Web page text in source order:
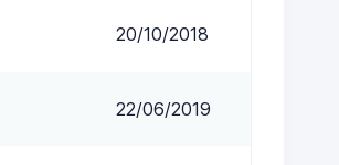
20/10/2018
22/06/2019